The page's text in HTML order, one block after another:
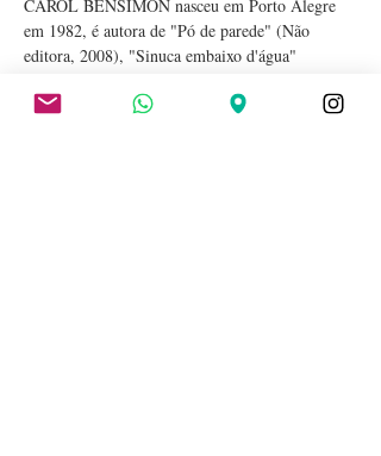
CAROL BENSIMON nasceu em Porto Alegre
em 1982, é autora de "Pó de parede" (Não
editora, 2008), "Sinuca embaixo d'água"
adorávamos caubóis" (Companhia das Letras,